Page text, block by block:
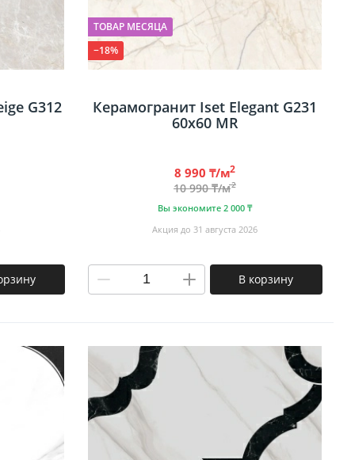
G312
ТОВАР МЕСЯЦА
−18%
Керамогранит Iset Elegant G231
60х60 MR
8 990 ₸/м2
10 990 ₸/м2
Вы экономите 2 000 ₸
Акция до 31 августа 2026
В корзину